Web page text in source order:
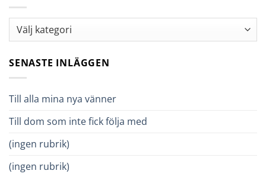
Kategorier
SENASTE INLÄGGEN
Till alla mina nya vänner
Till dom som inte fick följa med
(ingen rubrik)
(ingen rubrik)